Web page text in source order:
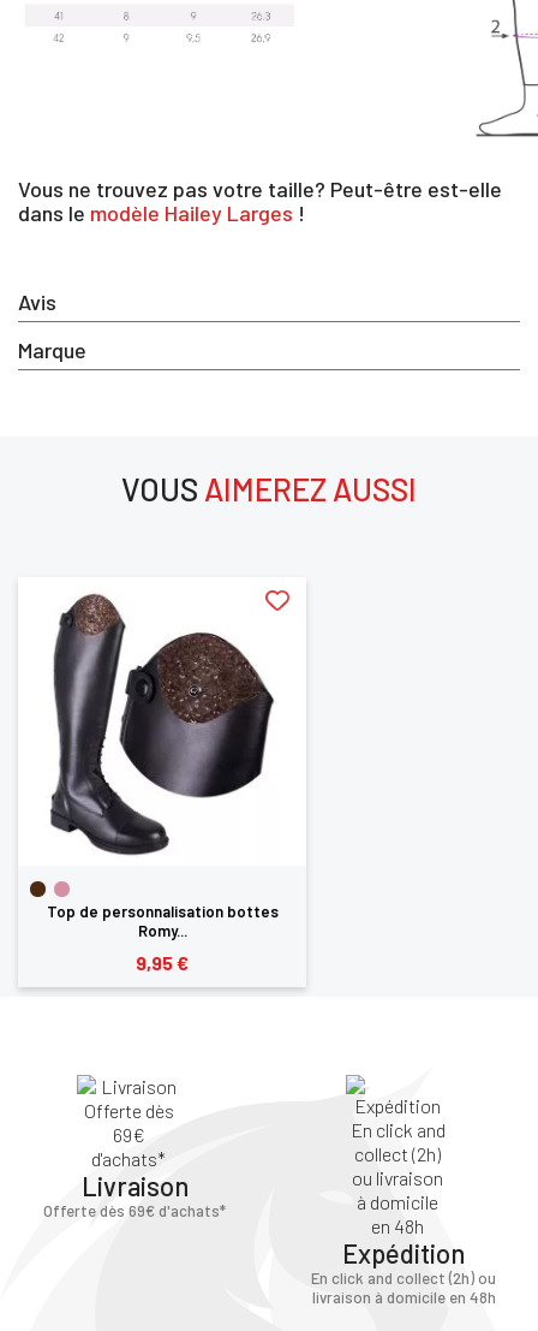
Avis
Marque
Vous ne trouvez pas votre taille? Peut-être est-elle
dans le modèle Hailey Larges !
VOUS AIMEREZ AUSSI
Top de personnalisation bottes
Romy...
9,95 €
Livraison
Offerte dès 69€ d'achats*
Expédition
En click and collect (2h) ou
livraison à domicile en 48h
Vous devez être connecté pour enregistrer des produits dans
ANNULER CONNECTER